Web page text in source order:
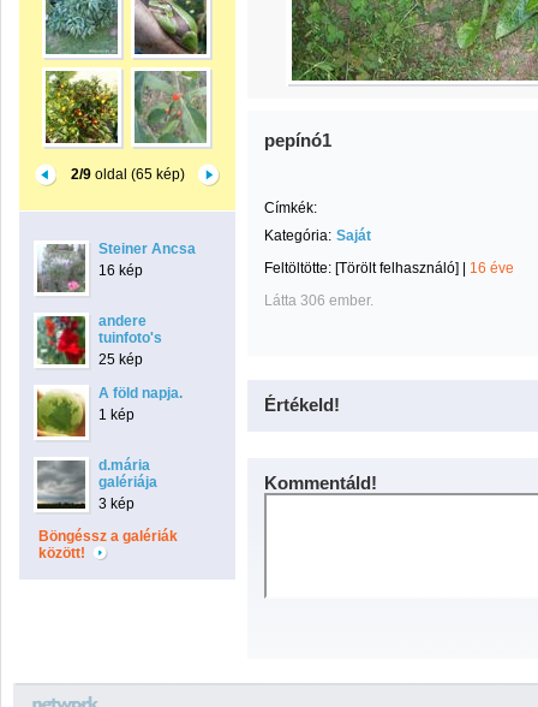
2/9oldal (65 kép)
Steiner Ancsa
16 kép
andere
tuinfoto's
25 kép
A föld napja.
1 kép
d.mária
galériája
3 kép
Böngéssz a galériák
között!
pepínó1
Címkék:
Kategória: Saját
Feltöltötte: [Törölt felhasználó]
16 éve
Látta 306 ember.
Értékeld!
Kommentáld!